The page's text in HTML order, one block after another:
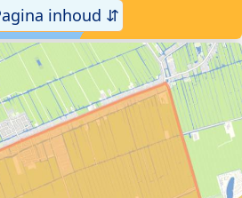
inhoud ⇵